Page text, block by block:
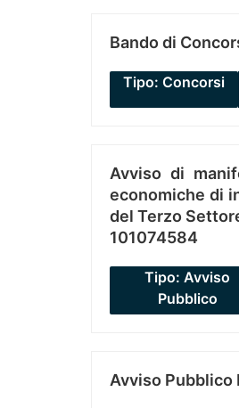
Bando di
Tipo: Concorsi
Avviso di
economiche di
del Terzo
101074584
Tipo: Avviso
Pubblico
Avviso Pubblico